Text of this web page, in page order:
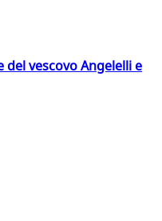
vescovo Angelelli e